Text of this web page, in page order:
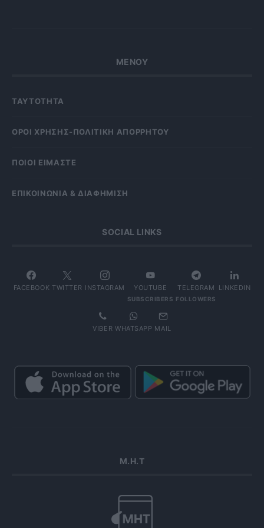
ΜΕΝΟΥ
ΤΑΥΤΟΤΗΤΑ
OΡΟΙ ΧΡΗΣΗΣ-ΠΟΛΙΤΙΚΗ ΑΠΟΡΡΗΤΟΥ
ΠΟΙΟΙ ΕΙΜΑΣΤΕ
ΕΠΙΚΟΙΝΩΝΙΑ & ΔΙΑΦΗΜΙΣΗ
SOCIAL LINKS
FACEBOOK TWITTER INSTAGRAM YOUTUBE
SUBSCRIBERS
TELEGRAM
FOLLOWERS
LINKEDIN
VIBER WHATSAPP MAIL
Μ.Η.Τ